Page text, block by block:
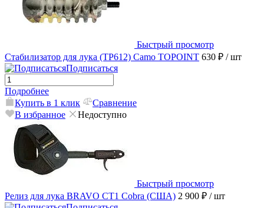
Быстрый просмотр
Стабилизатор для лука (TP612) Camo TOPOINT 630 ₽ / шт
Подписаться
Подробнее
Купить в 1 клик
Сравнение
В избранное
Недоступно
Быстрый просмотр
Релиз для лука BRAVO CT1 Cobra (США) 2 900 ₽ / шт